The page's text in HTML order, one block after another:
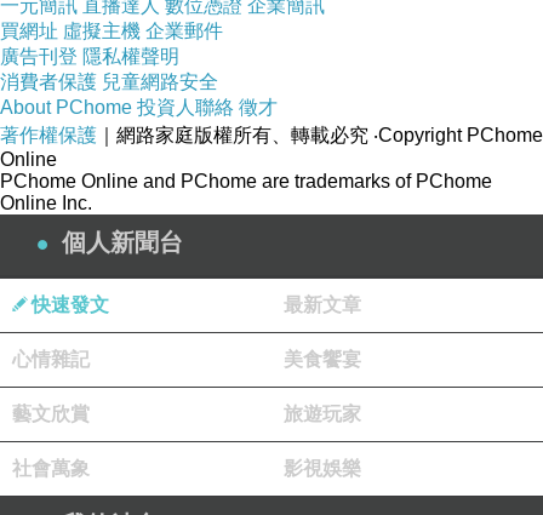
一元簡訊 直播達人 數位憑證 企業簡訊
買網址 虛擬主機 企業郵件
廣告刊登 隱私權聲明
消費者保護 兒童網路安全
About PChome 投資人聯絡 徵才
著作權保護 ｜網路家庭版權所有、轉載必究 ‧Copyright PChome
Online
PChome Online and PChome are trademarks of PChome
Online Inc.
個人新聞台
快速發文 最新文章
心情雜記 美食饗宴
藝文欣賞 旅遊玩家
社會萬象 影視娛樂